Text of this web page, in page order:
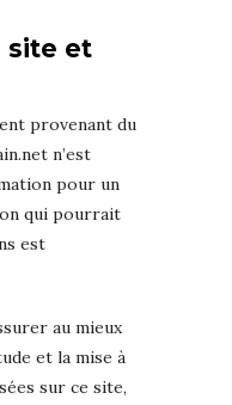
site et
provenant du
n’est
pour un
qui pourrait
est
au mieux
et la mise à
sur ce site,